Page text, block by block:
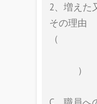
2、増えた
その理
）